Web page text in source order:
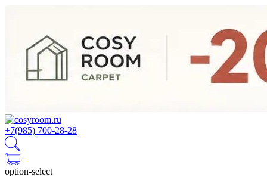
+7(985) 700-28-28
option-select